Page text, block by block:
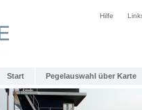
Hilfe
Start Pegelauswahl über Karte